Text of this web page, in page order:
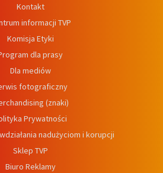
Kontakt
informacji TVP
Komisja Etyki
dla prasy
Dla mediów
fotograficzny
(znaki)
Prywatności
nadużyciom i korupcji
Sklep TVP
Biuro Reklamy